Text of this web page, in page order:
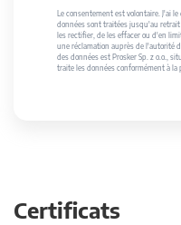
Le consentement est volontaire. J'ai
données sont traitées jusqu'au
les rectifier, de les effacer ou d'en
une réclamation auprès de l'autorité
des données est Prosker Sp. z o.o.,
traite les données conformément à
Certificats